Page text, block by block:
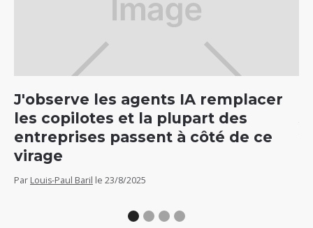
J'observe les agents IA remplacer
les copilotes et la plupart des
entreprises passent à côté de ce
virage
Par Louis-Paul Baril le 23/8/2025